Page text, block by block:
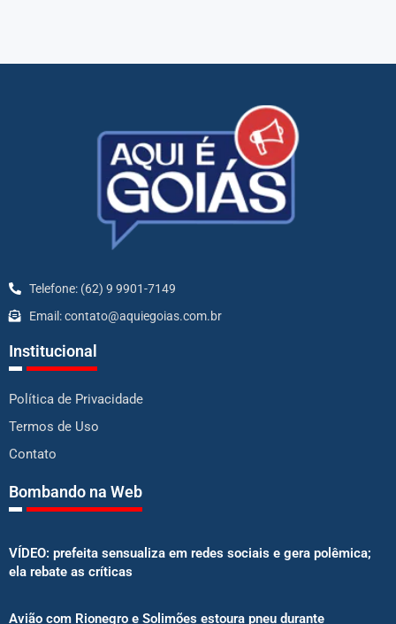
Telefone: (62) 9 9901-7149
Email: contato@aquiegoias.com.br
Institucional
Política de Privacidade
Termos de Uso
Contato
Bombando na Web
VÍDEO: prefeita sensualiza em redes sociais e gera polêmica;
ela rebate as críticas
Avião com Rionegro e Solimões estoura pneu durante